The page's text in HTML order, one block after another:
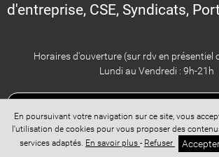
d'entreprise, CSE, Syndicats,
Horaires d'ouverture (sur rdv en présentiel
Lundi au Vendredi : 9h-21h
CONTACTEZ CHHUM AVOCATS POUR UN RDV
ZOOM
En poursuivant votre navigation sur ce site, vous
l'utilisation de cookies pour vous proposer des
services adaptés. En savoir plus - Refuser